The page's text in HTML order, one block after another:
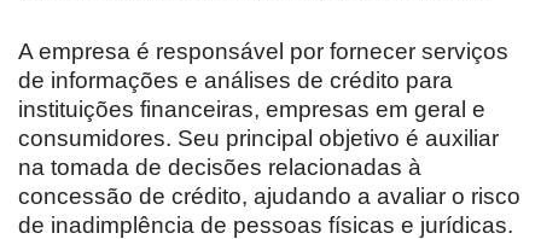
A empresa é responsável por fornecer serviços
de informações e análises de crédito para
instituições financeiras, empresas em geral e
consumidores. Seu principal objetivo é auxiliar
na tomada de decisões relacionadas à
concessão de crédito, ajudando a avaliar o risco
de inadimplência de pessoas físicas e jurídicas.